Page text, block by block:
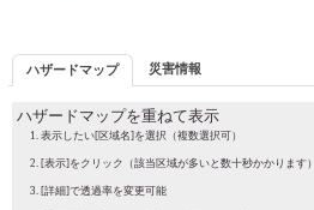
ハザードマップ 災害情報
ハザードマップを重ねて表示
表示したい[区域名]を選択（複数選択可）
[表示]をクリック（該当区域が多いと数十秒かかります）
[詳細]で透過率を変更可能